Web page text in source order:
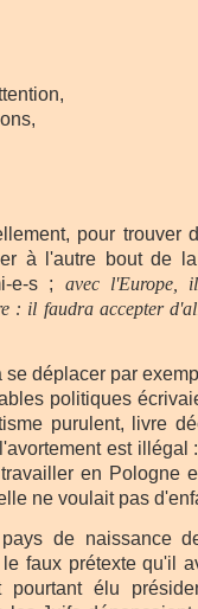
pour trouver
à l'autre bout de
e-s ; avec l'Europe,
: il faudra accepter
se déplacer par
politiques
purulent, livre
est illégal
en Pologne
ne voulait pas
de naissance
faux prétexte qu'il
pourtant élu